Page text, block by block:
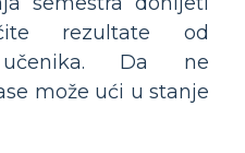
rezultate od
Da ne
može ući u stanje